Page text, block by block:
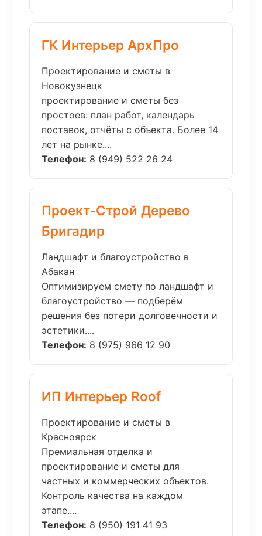
ГК Интерьер АрхПро
Проектирование и сметы в
Новокузнецк
проектирование и сметы без
простоев: план работ, календарь
поставок, отчёты с объекта. Более 14
лет на рынке....
Телефон: 8 (949) 522 26 24
Проект-Строй Дерево
Бригадир
Ландшафт и благоустройство в
Абакан
Оптимизируем смету по ландшафт и
благоустройство — подберём
решения без потери долговечности и
эстетики....
Телефон: 8 (975) 966 12 90
ИП Интерьер Roof
Проектирование и сметы в
Красноярск
Премиальная отделка и
проектирование и сметы для
частных и коммерческих объектов.
Контроль качества на каждом
этапе....
Телефон: 8 (950) 191 41 93